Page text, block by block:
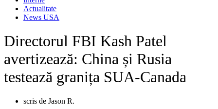
Actualitate
News USA
Directorul FBI Kash Patel
avertizează: China și Rusia
testează granița SUA-Canada
scris de Jason R.